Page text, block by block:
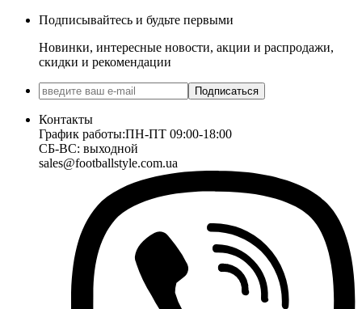
Подписывайтесь и будьте первыми
Новинки, интересные новости, акции и распродажи,
скидки и рекомендации
Подписаться
Контакты
График работы:ПН-ПТ 09:00-18:00
СБ-ВС: выходной
sales@footballstyle.com.ua